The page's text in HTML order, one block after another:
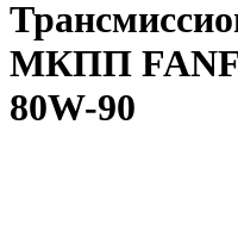
МКПП
80W-90